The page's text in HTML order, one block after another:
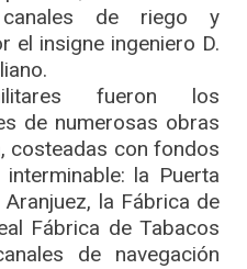
de riego y
el insigne ingeniero D.
fueron los
de numerosas obras
costeadas con fondos
la Puerta
la Fábrica de
Fábrica de Tabacos
de navegación